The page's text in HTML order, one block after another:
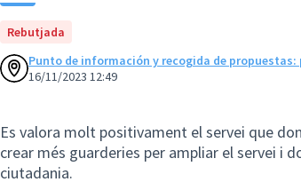
Rebutjada
Punto de información y recogida de propuestas:
16/11/2023 12:49
Es valora molt positivament el servei que
crear més guarderies per ampliar el servei i
ciutadania.